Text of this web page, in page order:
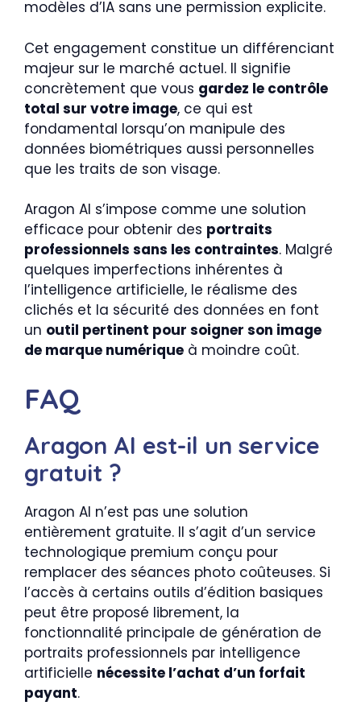
modèles d’IA sans une permission explicite.
Cet engagement constitue un différenciant
majeur sur le marché actuel. Il signifie
concrètement que vous gardez le contrôle
total sur votre image, ce qui est
fondamental lorsqu’on manipule des
données biométriques aussi personnelles
que les traits de son visage.
Aragon AI s’impose comme une solution
efficace pour obtenir des portraits
professionnels sans les contraintes. Malgré
quelques imperfections inhérentes à
l’intelligence artificielle, le réalisme des
clichés et la sécurité des données en font
un outil pertinent pour soigner son image
de marque numérique à moindre coût.
FAQ
Aragon AI est-il un service
gratuit ?
Aragon AI n’est pas une solution
entièrement gratuite. Il s’agit d’un service
technologique premium conçu pour
remplacer des séances photo coûteuses. Si
l’accès à certains outils d’édition basiques
peut être proposé librement, la
fonctionnalité principale de génération de
portraits professionnels par intelligence
artificielle nécessite l’achat d’un forfait
payant.